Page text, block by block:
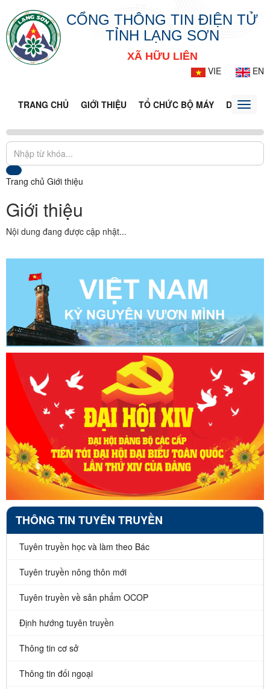
CỔNG THÔNG TIN ĐIỆN TỬ
TỈNH LẠNG SƠN
XÃ HỮU LIÊN
VIE
EN
TRANG CHỦ GIỚI THIỆU TỔ CHỨC BỘ MÁY DOANH
Toggle
Trang chủ Giới thiệu
Giới thiệu
Nội dung đang được cập nhật...
THÔNG TIN TUYÊN TRUYỀN
Tuyên truyền học và làm theo Bác
Tuyên truyền nông thôn mới
Tuyên truyền về sản phẩm OCOP
Định hướng tuyên truyền
Thông tin cơ sở
Thông tin đối ngoại